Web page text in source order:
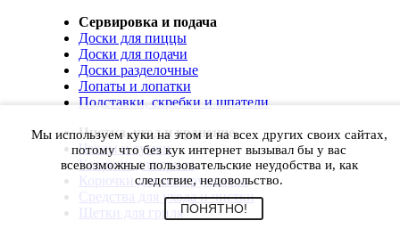
Сервировка и подача
Доски для пиццы
Доски для подачи
Доски разделочные
Лопаты и лопатки
Подставки, скребки и шпатели
Чистка, уход и хранение
Чехлы и сумки
Коврики для гриля
Корючки для инструментов
Средства для ухода и чистки
Щетки для гриля
Мы используем куки на этом и на всех других своих сайтах,
потому что без кук интернет вызывал бы у вас
всевозможные пользовательские неудобства и, как
следствие, недовольство.
ПОНЯТНО!